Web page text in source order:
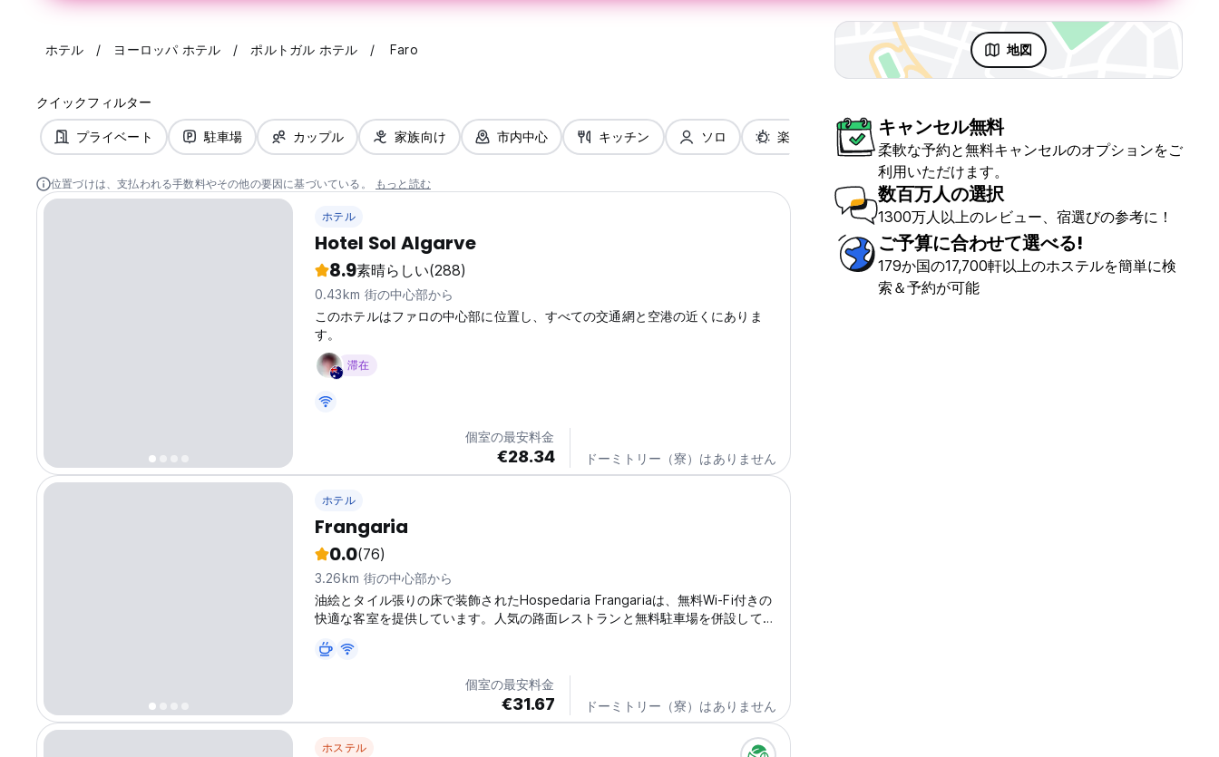
ホテル ヨーロッパ ホテル ポルトガル ホテル Faro 地図
クイックフィルター
プライベート 駐車場 カップル 家族向け 市内中心 キッチン ソロ 楽しみ & パーティ
位置づけは、支払われる手数料やその他の要因に基づいている。 もっと読む
ホテル
Hotel Sol Algarve
8.9素晴らしい(288)
0.43km 街の中心部から
このホテルはファロの中心部に位置し、すべての交通網と空港の近くにありま
す。
滞在
個室の最安料金
€28.34 ドーミトリー（寮）はありません
ホテル
Frangaria
0.0(76)
3.26km 街の中心部から
油絵とタイル張りの床で装飾されたHospedaria Frangariaは、無料Wi-Fi付きの
快適な客室を提供しています。人気の路面レストランと無料駐車場を併設してい
います。各室にタイル装飾の専用バスルーム、大理石のシンク、ビデが備わって
います。 手作りの壁装飾が施された居心地の良い朝食ルームで毎日の朝食を提
供しています。 Frangariaレストランでは、ランチとディナーに様々な地元料理
を提供しています。 Hospedaria...
個室の最安料金
€31.67 ドーミトリー（寮）はありません
ホステル
キャンセル無料
柔軟な予約と無料キャンセルのオプションをご
利用いただけます。
数百万人の選択
1300万人以上のレビュー、宿選びの参考に！
ご予算に合わせて選べる!
179か国の17,700軒以上のホステルを簡単に検
索＆予約が可能